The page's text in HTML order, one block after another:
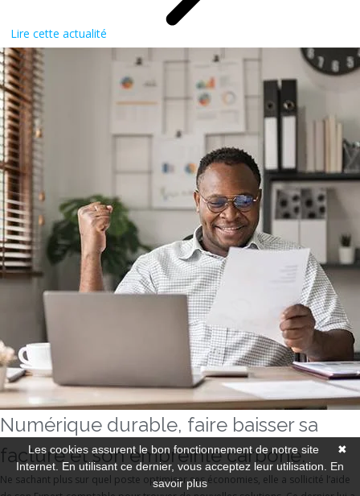
Lire cette actualité
Numérique durable, faire baisser sa
facture et son empreinte carbone.
Ne sachant plus sur quel poste optimiser ses économies, elle a sollicité l’aide
✖
Les cookies assurent le bon fonctionnement de notre site
Internet. En utilisant ce dernier, vous acceptez leur utilisation. En
savoir plus